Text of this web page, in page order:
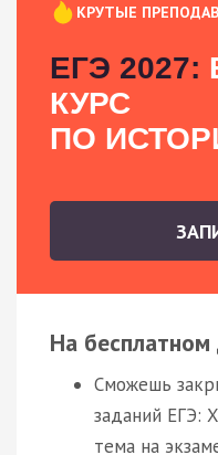
КРУТЫЕ
ЕГЭ 2027:
КУРС
ПО
На
Сможешь
заданий ЕГЭ:
тема на